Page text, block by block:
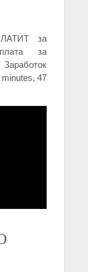
за
за
47